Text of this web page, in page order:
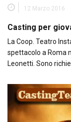
12 Marzo 2016
Casting per
La Coop. Teatro
spettacolo a Roma
Leonetti. Sono